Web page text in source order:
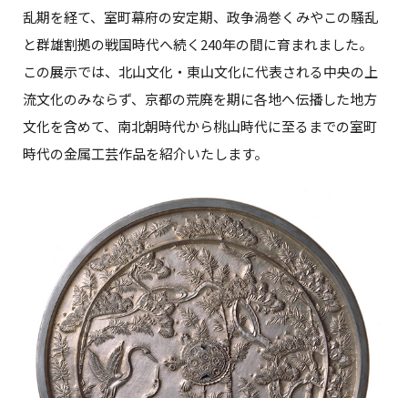
乱期を経て、室町幕府の安定期、政争渦巻くみやこの騒乱
と群雄割拠の戦国時代へ続く240年の間に育まれました。
この展示では、北山文化・東山文化に代表される中央の上
流文化のみならず、京都の荒廃を期に各地へ伝播した地方
文化を含めて、南北朝時代から桃山時代に至るまでの室町
時代の金属工芸作品を紹介いたします。